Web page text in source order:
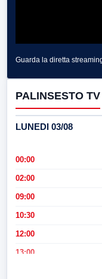
Guarda la diretta
PALINSESTO TV
LUNEDI 03/08
00:00
02:00
09:00
10:30
12:00
13:00